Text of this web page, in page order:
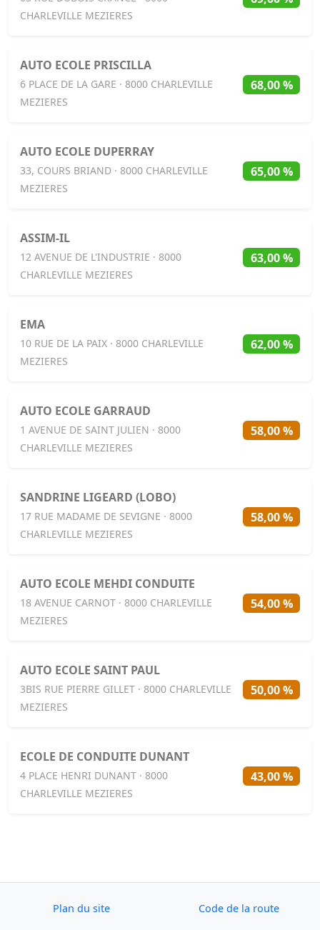
CHARLEVILLE MEZIERES
AUTO ECOLE PRISCILLA
6 PLACE DE LA GARE · 8000 CHARLEVILLE
MEZIERES
68,00 %
AUTO ECOLE DUPERRAY
33, COURS BRIAND · 8000 CHARLEVILLE
MEZIERES
65,00 %
ASSIM-IL
12 AVENUE DE L'INDUSTRIE · 8000
CHARLEVILLE MEZIERES
63,00 %
EMA
10 RUE DE LA PAIX · 8000 CHARLEVILLE
MEZIERES
62,00 %
AUTO ECOLE GARRAUD
1 AVENUE DE SAINT JULIEN · 8000
CHARLEVILLE MEZIERES
58,00 %
SANDRINE LIGEARD (LOBO)
17 RUE MADAME DE SEVIGNE · 8000
CHARLEVILLE MEZIERES
58,00 %
AUTO ECOLE MEHDI CONDUITE
18 AVENUE CARNOT · 8000 CHARLEVILLE
MEZIERES
54,00 %
AUTO ECOLE SAINT PAUL
3BIS RUE PIERRE GILLET · 8000 CHARLEVILLE
MEZIERES
50,00 %
ECOLE DE CONDUITE DUNANT
4 PLACE HENRI DUNANT · 8000
CHARLEVILLE MEZIERES
43,00 %
Plan du site Code de la route